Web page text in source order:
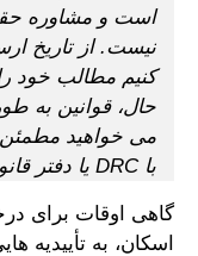
است و مشاوره
نیست. از تاریخ
کنیم مطالب خود
حال، قوانین به
می خواهید مطمئن
با DRC یا دفتر قانونی دیگری تماس بگیرید.
گاهی اوقات برای
اسکان، به تأییدیه